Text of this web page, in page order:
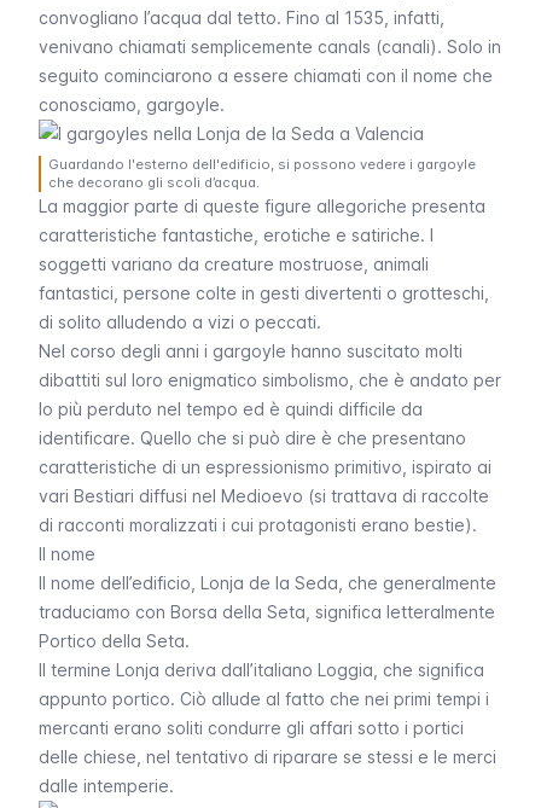
convogliano l’acqua dal tetto. Fino al 1535, infatti,
venivano chiamati semplicemente canals (canali). Solo in
seguito cominciarono a essere chiamati con il nome che
conosciamo, gargoyle.
Guardando l'esterno dell'edificio, si possono vedere i gargoyle
che decorano gli scoli d’acqua.
La maggior parte di queste figure allegoriche presenta
caratteristiche fantastiche, erotiche e satiriche. I
soggetti variano da creature mostruose, animali
fantastici, persone colte in gesti divertenti o grotteschi,
di solito alludendo a vizi o peccati.
Nel corso degli anni i gargoyle hanno suscitato molti
dibattiti sul loro enigmatico simbolismo, che è andato per
lo più perduto nel tempo ed è quindi difficile da
identificare. Quello che si può dire è che presentano
caratteristiche di un espressionismo primitivo, ispirato ai
vari Bestiari diffusi nel Medioevo (si trattava di raccolte
di racconti moralizzati i cui protagonisti erano bestie).
Il nome
Il nome dell’edificio, Lonja de la Seda , che generalmente
traduciamo con Borsa della Seta , significa letteralmente
Portico della Seta.
Il termine Lonja deriva dall’italiano Loggia , che significa
appunto portico. Ciò allude al fatto che nei primi tempi i
mercanti erano soliti condurre gli affari sotto i portici
delle chiese, nel tentativo di riparare se stessi e le merci
dalle intemperie.